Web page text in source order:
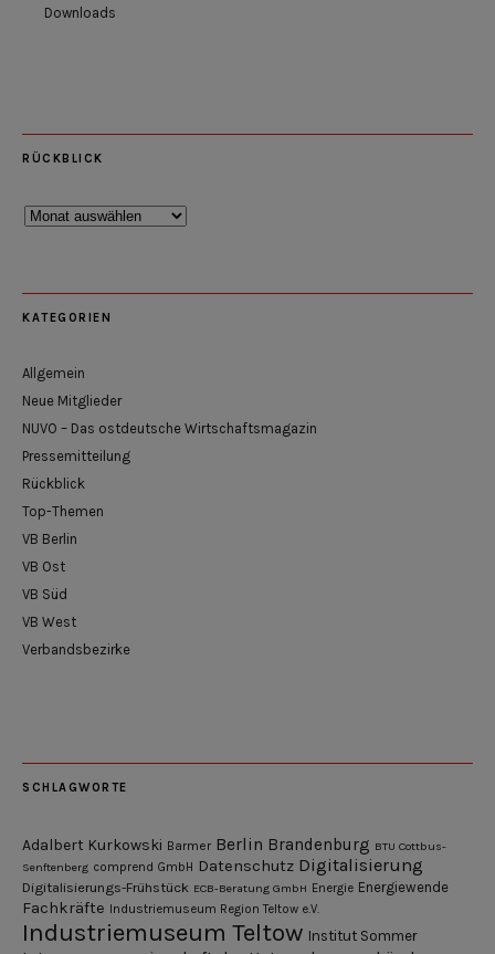
Downloads
RÜCKBLICK
Rückblick
KATEGORIEN
Allgemein
Neue Mitglieder
NUVO – Das ostdeutsche Wirtschaftsmagazin
Pressemitteilung
Rückblick
Top-Themen
VB Berlin
VB Ost
VB Süd
VB West
Verbandsbezirke
SCHLAGWORTE
Adalbert Kurkowski Barmer Berlin Brandenburg BTU Cottbus-
Senftenberg comprend GmbH Datenschutz Digitalisierung
Digitalisierungs-Frühstück ECB-Beratung GmbH Energie Energiewende
Fachkräfte Industriemuseum Region Teltow e.V.
Industriemuseum Teltow Institut Sommer